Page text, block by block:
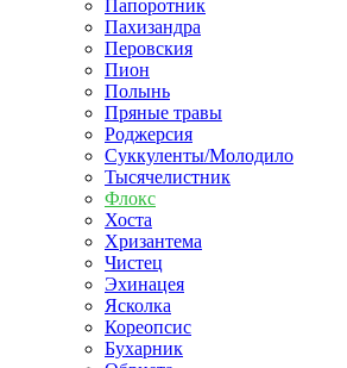
Папоротник
Пахизандра
Перовския
Пион
Полынь
Пряные травы
Роджерсия
Суккуленты/Молодило
Тысячелистник
Флокс
Хоста
Хризантема
Чистец
Эхинацея
Ясколка
Кореопсис
Бухарник